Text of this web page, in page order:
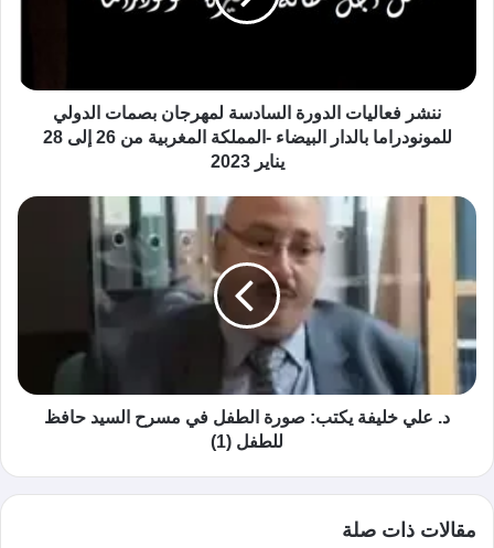
ننشر فعاليات الدورة السادسة لمهرجان بصمات الدولي
للمونودراما بالدار البيضاء -المملكة المغربية من 26 إلى 28
يناير 2023
د. علي خليفة يكتب: صورة الطفل في مسرح السيد حافظ
للطفل (1)
مقالات ذات صلة